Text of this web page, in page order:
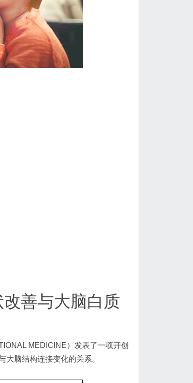
善与大脑白质
MEDICINE）发表了一项开创
脑结构连接变化的关系。